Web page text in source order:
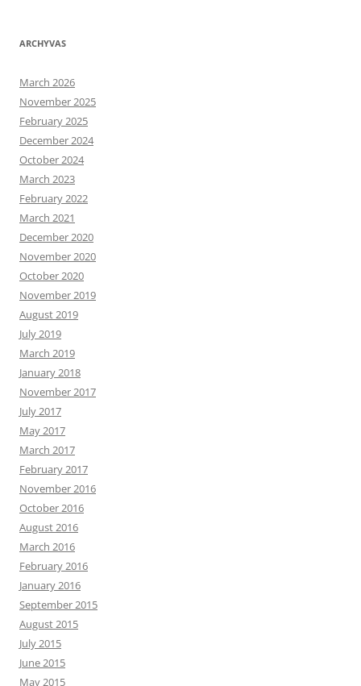
ARCHYVAS
March 2026
November 2025
February 2025
December 2024
October 2024
March 2023
February 2022
March 2021
December 2020
November 2020
October 2020
November 2019
August 2019
July 2019
March 2019
January 2018
November 2017
July 2017
May 2017
March 2017
February 2017
November 2016
October 2016
August 2016
March 2016
February 2016
January 2016
September 2015
August 2015
July 2015
June 2015
May 2015